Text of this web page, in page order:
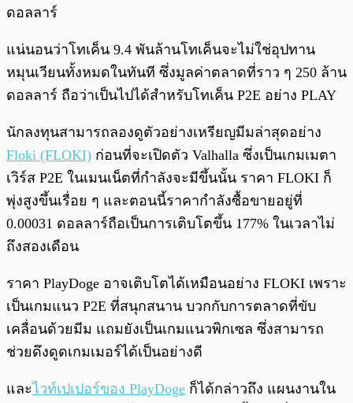
ดอลลาร์
แน่นอนว่าโทเค็น 9.4 พันล้านโทเค็นจะไม่ใช่อุปทาน
หมุนเวียนทั้งหมดในทันที ซึ่งมูลค่าตลาดที่ราว ๆ 250 ล้าน
ดอลลาร์ ถือว่าเป็นไปได้สำหรับโทเค็น P2E อย่าง PLAY
นักลงทุนสามารถลองดูตัวอย่างเหรียญมีมล่าสุดอย่าง
Floki (FLOKI) ก่อนที่จะเปิดตัว Valhalla ซึ่งเป็นเกมเมตา
เวิร์ส P2E ในเมนเน็ตที่กำลังจะมีขึ้นนั้น ราคา FLOKI ก็
พุ่งสูงขึ้นเรื่อย ๆ และตอนนี้ราคากำลังซื้อขายอยู่ที่
0.00031 ดอลลาร์ถือเป็นการเติบโตขึ้น 177% ในเวลาไม่
ถึงสองเดือน
ราคา PlayDoge อาจเติบโตได้เหมือนอย่าง FLOKI เพราะ
เป็นเกมแนว P2E ที่สนุกสนาน บวกกับการตลาดที่ขับ
เคลื่อนด้วยมีม แถมยังเป็นเกมแนวพิกเซล ซึ่งสามารถ
ช่วยดึงดูดเกมเมอร์ได้เป็นอย่างดี
และไวท์เปเปอร์ของ PlayDoge ก็ได้กล่าวถึง แผนงานใน